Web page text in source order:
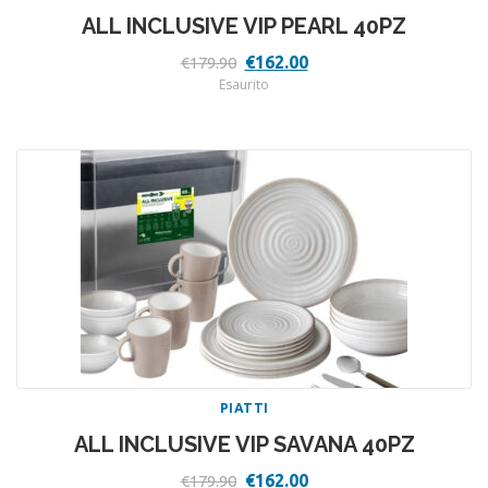
ALL INCLUSIVE VIP PEARL 40PZ
€179.90 Il
prezzo
originale
€162.00Il
Esaurito
PIATTI
ALL INCLUSIVE VIP SAVANA 40PZ
€179.90 Il
€162.00Il